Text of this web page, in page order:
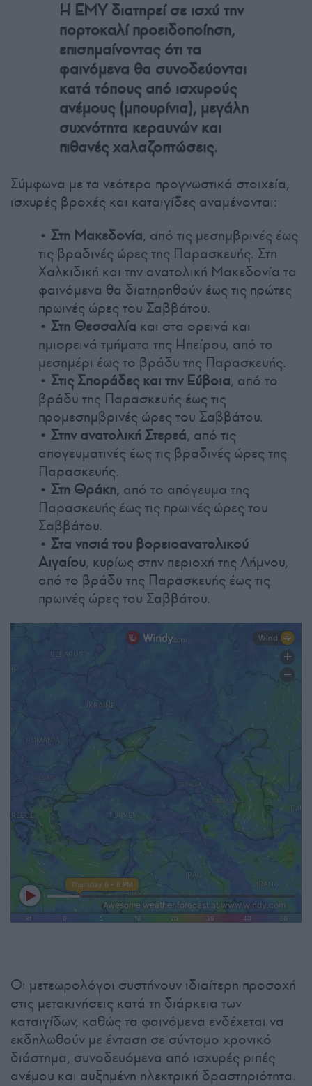
Η ΕΜΥ διατηρεί σε ισχύ την
πορτοκαλί προειδοποίηση,
επισημαίνοντας ότι τα
φαινόμενα θα συνοδεύονται
κατά τόπους από ισχυρούς
ανέμους (μπουρίνια), μεγάλη
συχνότητα κεραυνών και
πιθανές χαλαζοπτώσεις.
Σύμφωνα με τα νεότερα προγνωστικά στοιχεία,
ισχυρές βροχές και καταιγίδες αναμένονται:
• Στη Μακεδονία, από τις μεσημβρινές έως
τις βραδινές ώρες της Παρασκευής. Στη
Χαλκιδική και την ανατολική Μακεδονία τα
φαινόμενα θα διατηρηθούν έως τις πρώτες
πρωινές ώρες του Σαββάτου.
• Στη Θεσσαλία και στα ορεινά και
ημιορεινά τμήματα της Ηπείρου, από το
μεσημέρι έως το βράδυ της Παρασκευής.
• Στις Σποράδες και την Εύβοια, από το
βράδυ της Παρασκευής έως τις
προμεσημβρινές ώρες του Σαββάτου.
• Στην ανατολική Στερεά, από τις
απογευματινές έως τις βραδινές ώρες της
Παρασκευής.
• Στη Θράκη, από το απόγευμα της
Παρασκευής έως τις πρωινές ώρες του
Σαββάτου.
• Στα νησιά του βορειοανατολικού
Αιγαίου, κυρίως στην περιοχή της Λήμνου,
από το βράδυ της Παρασκευής έως τις
πρωινές ώρες του Σαββάτου.
Οι μετεωρολόγοι συστήνουν ιδιαίτερη προσοχή
στις μετακινήσεις κατά τη διάρκεια των
καταιγίδων, καθώς τα φαινόμενα ενδέχεται να
εκδηλωθούν με ένταση σε σύντομο χρονικό
διάστημα, συνοδευόμενα από ισχυρές ριπές
ανέμου και αυξημένη ηλεκτρική δραστηριότητα.